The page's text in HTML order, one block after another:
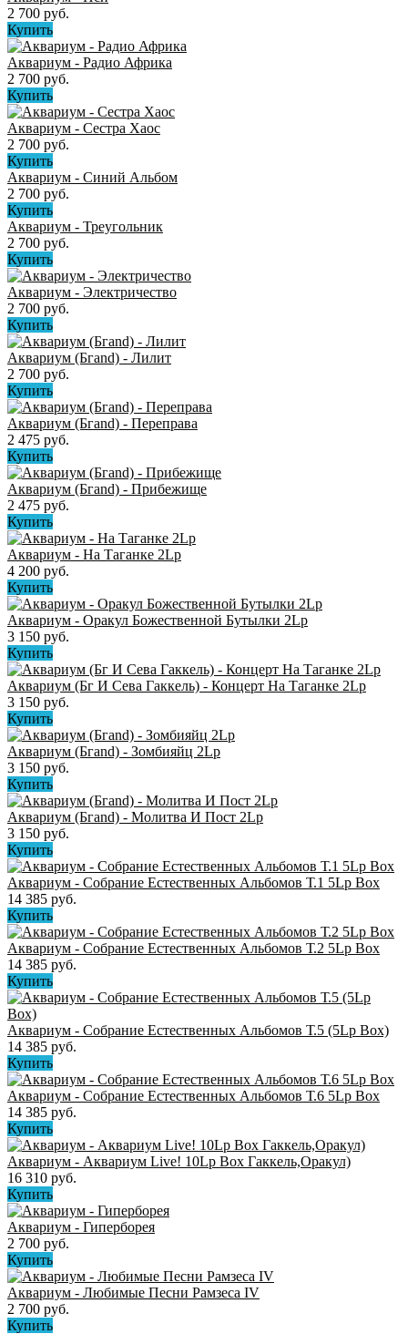
2 700 руб.
Купить
Аквариум - Радио Африка
2 700 руб.
Купить
Аквариум - Сестра Хаос
2 700 руб.
Купить
Аквариум - Синий Альбом
2 700 руб.
Купить
Аквариум - Треугольник
2 700 руб.
Купить
Аквариум - Электричество
2 700 руб.
Купить
Аквариум (Бгand) - Лилит
2 700 руб.
Купить
Аквариум (Бгand) - Переправа
2 475 руб.
Купить
Аквариум (Бгand) - Прибежище
2 475 руб.
Купить
Аквариум - На Таганке 2Lp
4 200 руб.
Купить
Аквариум - Оракул Божественной Бутылки 2Lp
3 150 руб.
Купить
Аквариум (Бг И Сева Гаккель) - Концерт На Таганке 2Lp
3 150 руб.
Купить
Аквариум (Бгand) - Зомбияйц 2Lp
3 150 руб.
Купить
Аквариум (Бгand) - Молитва И Пост 2Lp
3 150 руб.
Купить
Аквариум - Собрание Естественных Альбомов Т.1 5Lp Box
14 385 руб.
Купить
Аквариум - Собрание Естественных Альбомов Т.2 5Lp Box
14 385 руб.
Купить
Аквариум - Собрание Естественных Альбомов Т.5 (5Lp Box)
14 385 руб.
Купить
Аквариум - Собрание Естественных Альбомов Т.6 5Lp Box
14 385 руб.
Купить
Аквариум - Аквариум Live! 10Lp Box Гаккель,Оракул)
16 310 руб.
Купить
Аквариум - Гиперборея
2 700 руб.
Купить
Аквариум - Любимые Песни Рамзеса IV
2 700 руб.
Купить